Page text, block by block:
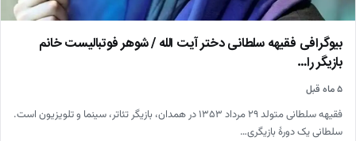
بیوگرافی فقیهه سلطانی دختر آیت الله / شوهر فوتبالیست خانم
بازیگر را…
۵ ماه قبل
فقیهه سلطانی متولد ۲۹ مرداد ۱۳۵۳ در همدان، بازیگر تئاتر، سینما و تلویزیون است.
سلطانی یک دورهٔ بازیگری…